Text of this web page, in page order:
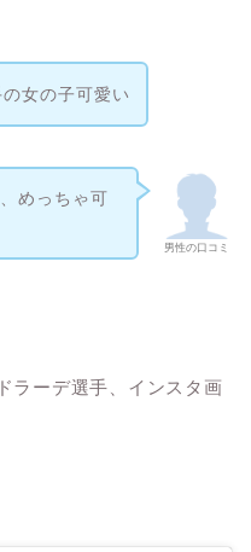
女の子可愛い
男性の口コミ
めっちゃ可
ラーデ選手、インスタ画